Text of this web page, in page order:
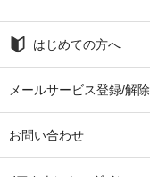
はじめての方へ
メールサービス登録/解除
お問い合わせ